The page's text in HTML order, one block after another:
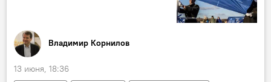
Владимир Корнилов
13 июня, 18:36